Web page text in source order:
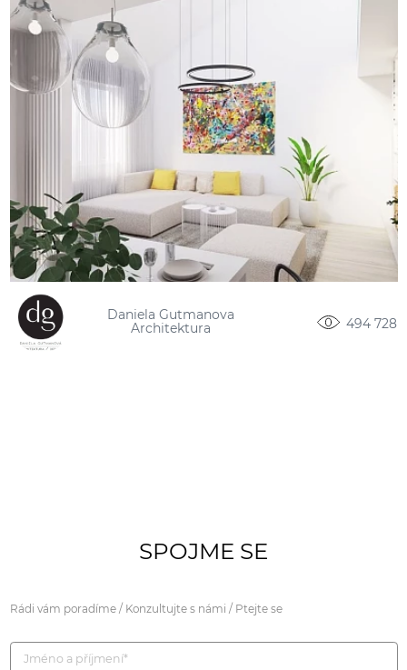
Daniela Gutmanova
Architektura
494 728
SPOJME SE
Rádi vám poradíme / Konzultujte s námi / Ptejte se